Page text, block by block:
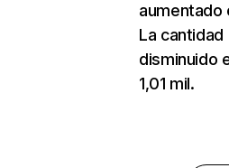
aumentado
La
disminuido
1,01 mil.